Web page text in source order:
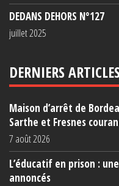
DEDANS DEHORS N°127
juillet 2025
DERNIERS
Maison d’arrêt de
Sarthe et Fresnes
7 août 2026
L’éducatif en prison :
annoncés